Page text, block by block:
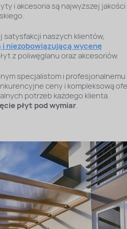
i akcesoria są najwyższej jakości
satysfakcji naszych klientów,
i niezobowiązującą wycenę
z poliwęglanu oraz akcesoriów.
specjalistom i profesjonalnemu
ceny i kompleksową
potrzeb każdego klienta.
płyt pod wymiar.